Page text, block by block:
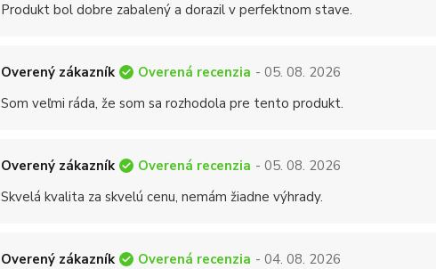
Produkt bol dobre zabalený a dorazil v perfektnom stave.
Overený zákazník Overená recenzia - 05. 08. 2026
Som veľmi ráda, že som sa rozhodola pre tento produkt.
Overený zákazník Overená recenzia - 05. 08. 2026
Skvelá kvalita za skvelú cenu, nemám žiadne výhrady.
Overený zákazník Overená recenzia - 04. 08. 2026